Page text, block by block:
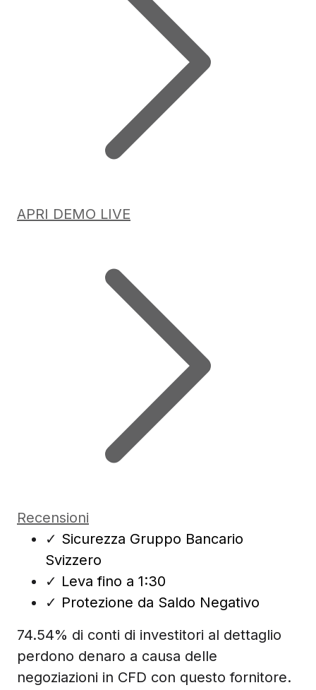
APRI DEMO LIVE
Recensioni
✓ Sicurezza Gruppo Bancario
Svizzero
✓ Leva fino a 1:30
✓ Protezione da Saldo Negativo
74.54% di conti di investitori al dettaglio
perdono denaro a causa delle
negoziazioni in CFD con questo fornitore.